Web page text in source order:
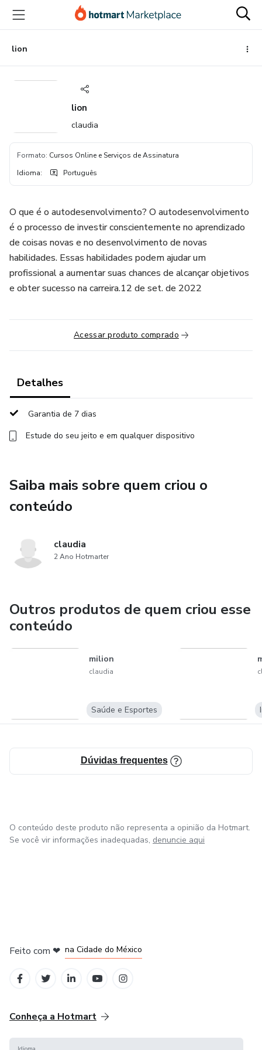
para
conteúdo
principal
para
pagamento
para
rodapé
lion
lion
claudia
Formato: Cursos Online e Serviços de Assinatura
Idioma: Português
O que é o autodesenvolvimento? O autodesenvolvimento
é o processo de investir conscientemente no aprendizado
de coisas novas e no desenvolvimento de novas
habilidades. Essas habilidades podem ajudar um
profissional a aumentar suas chances de alcançar objetivos
e obter sucesso na carreira.12 de set. de 2022
Acessar produto comprado
Detalhes
Garantia de 7 dias
Estude do seu jeito e em qualquer dispositivo
Saiba mais sobre quem criou o
conteúdo
claudia
2 Ano Hotmarter
Outros produtos de quem criou esse
conteúdo
milion
claudia
Saúde e Esportes
Dúvidas frequentes
O conteúdo deste produto não representa a opinião da Hotmart.
Se você vir informações inadequadas, denuncie aqui
Feito com ❤ na Cidade do México
Conheça a Hotmart